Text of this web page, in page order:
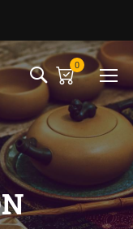
0